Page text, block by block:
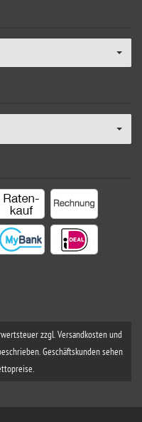
zzgl. Versandkosten und
Geschäftskunden sehen